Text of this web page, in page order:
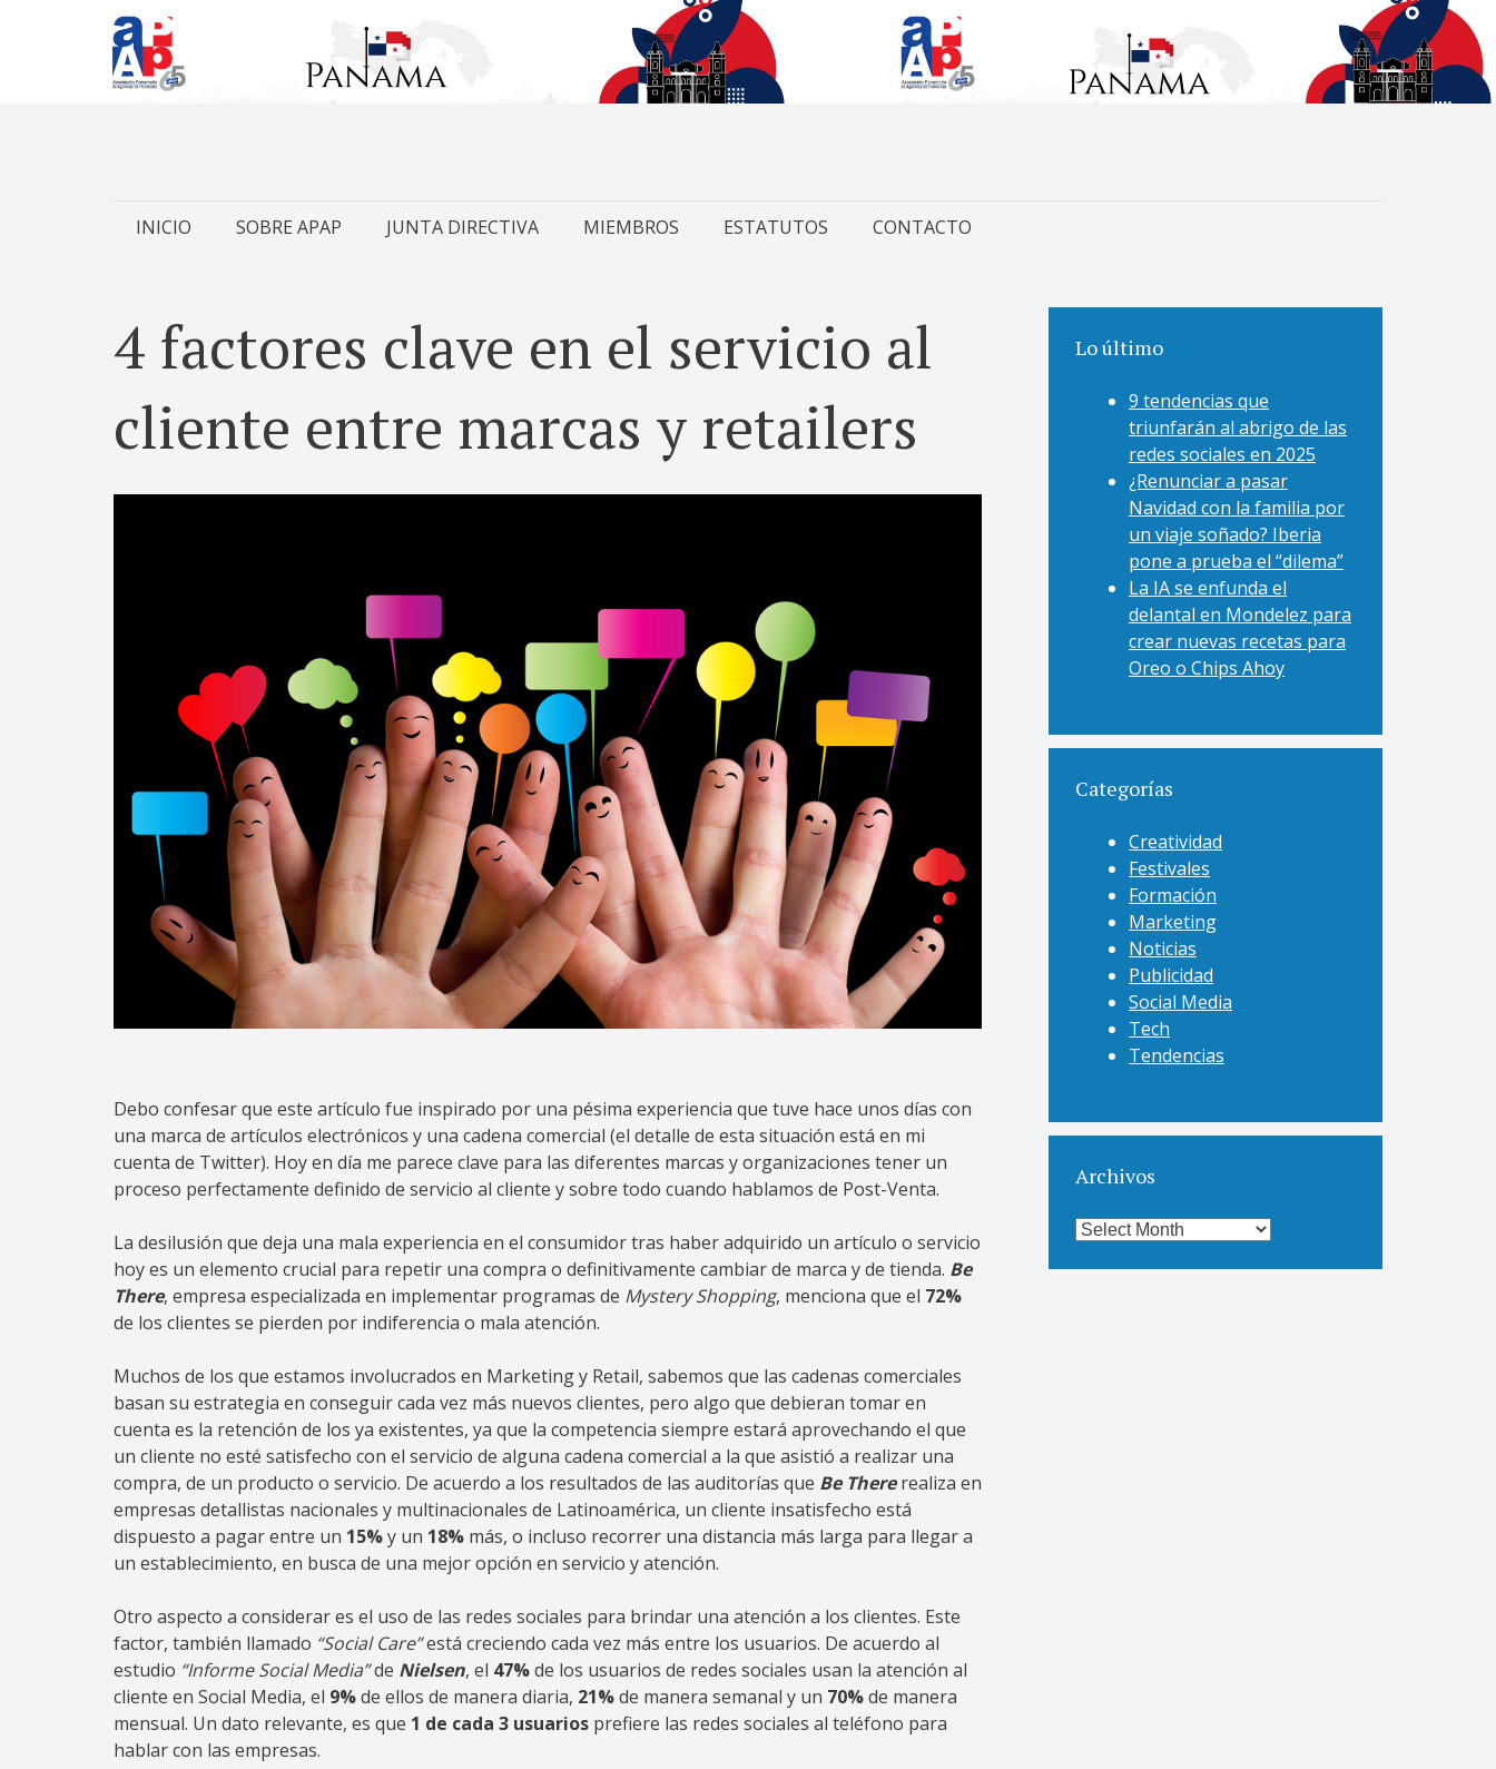
Skip
INICIO SOBRE APAP JUNTA DIRECTIVA MIEMBROS ESTATUTOS CONTACTO
4 factores clave en el servicio al
cliente entre marcas y retailers
Debo confesar que este artículo fue inspirado por una pésima experiencia que tuve hace unos días con
una marca de artículos electrónicos y una cadena comercial (el detalle de esta situación está en mi
cuenta de Twitter). Hoy en día me parece clave para las diferentes marcas y organizaciones tener un
proceso perfectamente definido de servicio al cliente y sobre todo cuando hablamos de Post-Venta.
La desilusión que deja una mala experiencia en el consumidor tras haber adquirido un artículo o servicio
hoy es un elemento crucial para repetir una compra o definitivamente cambiar de marca y de tienda. Be
There, empresa especializada en implementar programas de Mystery Shopping, menciona que el 72%
de los clientes se pierden por indiferencia o mala atención.
Muchos de los que estamos involucrados en Marketing y Retail, sabemos que las cadenas comerciales
basan su estrategia en conseguir cada vez más nuevos clientes, pero algo que debieran tomar en
cuenta es la retención de los ya existentes, ya que la competencia siempre estará aprovechando el que
un cliente no esté satisfecho con el servicio de alguna cadena comercial a la que asistió a realizar una
compra, de un producto o servicio. De acuerdo a los resultados de las auditorías que Be Thererealiza en
empresas detallistas nacionales y multinacionales de Latinoamérica, un cliente insatisfecho está
dispuesto a pagar entre un 15%y un 18% más, o incluso recorrer una distancia más larga para llegar a
un establecimiento, en busca de una mejor opción en servicio y atención.
Otro aspecto a considerar es el uso de las redes sociales para brindar una atención a los clientes. Este
factor, también llamado “Social Care”está creciendo cada vez más entre los usuarios. De acuerdo al
estudio “Informe Social Media”de Nielsen, el 47%de los usuarios de redes sociales usan la atención al
cliente en Social Media, el 9%de ellos de manera diaria, 21%de manera semanal y un 70%de manera
mensual. Un dato relevante, es que 1 de cada 3 usuarios prefiere las redes sociales al teléfono para
hablar con las empresas.
Lo último
9 tendencias que
triunfarán al abrigo de las
redes sociales en 2025
¿Renunciar a pasar
Navidad con la familia por
un viaje soñado? Iberia
pone a prueba el “dilema”
La IA se enfunda el
delantal en Mondelez para
crear nuevas recetas para
Oreo o Chips Ahoy
Categorías
Creatividad
Festivales
Formación
Marketing
Noticias
Publicidad
Social Media
Tech
Tendencias
Archivos
Archivos